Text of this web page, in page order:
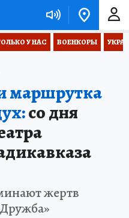
У НАС ВОЕНКОРЫ
маршрутка
со дня
жертв